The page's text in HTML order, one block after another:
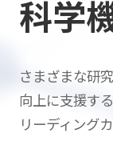
科学
さまざまな研
向上に支援する
リーディング